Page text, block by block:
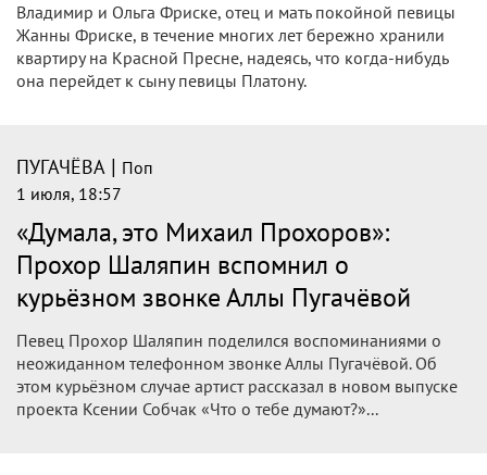
Владимир и Ольга Фриске, отец и мать покойной певицы
Жанны Фриске, в течение многих лет бережно хранили
квартиру на Красной Пресне, надеясь, что когда-нибудь
она перейдет к сыну певицы Платону.
ПУГАЧЁВА | Поп
1 июля, 18:57
«Думала, это Михаил Прохоров»:
Прохор Шаляпин вспомнил о
курьёзном звонке Аллы Пугачёвой
Певец Прохор Шаляпин поделился воспоминаниями о
неожиданном телефонном звонке Аллы Пугачёвой. Об
этом курьёзном случае артист рассказал в новом выпуске
проекта Ксении Собчак «Что о тебе думают?»...